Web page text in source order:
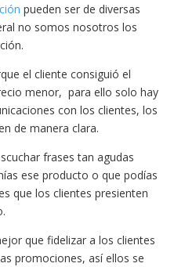
pueden ser de diversas
no somos nosotros los
el cliente consiguió el
menor, para ello solo hay
con los clientes, los
de manera clara.
frases tan agudas
ese producto o que podías
que los clientes presienten
que fidelizar a los clientes
promociones, así ellos se